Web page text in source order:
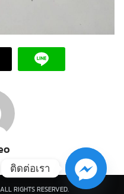
RIGHTS RESERVED.
ติดต่อเรา